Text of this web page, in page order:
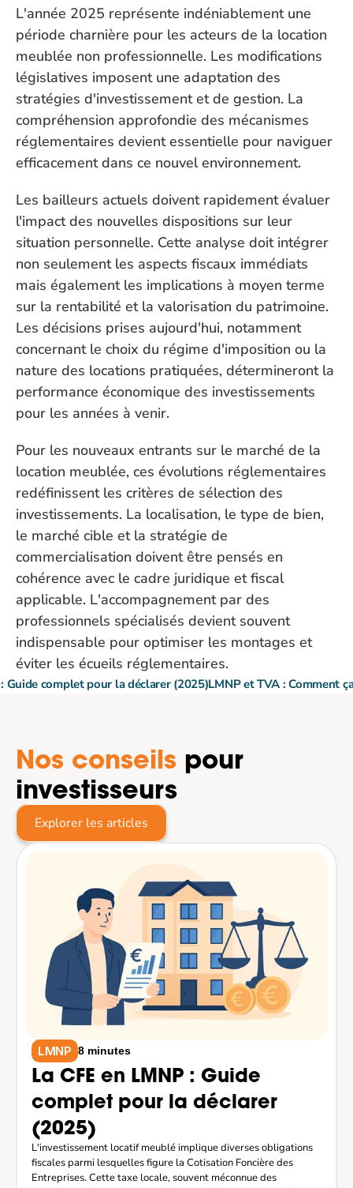
L'année 2025 représente indéniablement une
période charnière pour les acteurs de la location
meublée non professionnelle. Les modifications
législatives imposent une adaptation des
stratégies d'investissement et de gestion. La
compréhension approfondie des mécanismes
réglementaires devient essentielle pour naviguer
efficacement dans ce nouvel environnement.
Les bailleurs actuels doivent rapidement évaluer
l'impact des nouvelles dispositions sur leur
situation personnelle. Cette analyse doit intégrer
non seulement les aspects fiscaux immédiats
mais également les implications à moyen terme
sur la rentabilité et la valorisation du patrimoine.
Les décisions prises aujourd'hui, notamment
concernant le choix du régime d'imposition ou la
nature des locations pratiquées, détermineront la
performance économique des investissements
pour les années à venir.
Pour les nouveaux entrants sur le marché de la
location meublée, ces évolutions réglementaires
redéfinissent les critères de sélection des
investissements. La localisation, le type de bien,
le marché cible et la stratégie de
commercialisation doivent être pensés en
cohérence avec le cadre juridique et fiscal
applicable. L'accompagnement par des
professionnels spécialisés devient souvent
indispensable pour optimiser les montages et
éviter les écueils réglementaires.
: Guide complet pour la déclarer (2025)LMNP et TVA : Comment
Nos conseils pour
investisseurs
Explorer les articles
LMNP 8 minutes
La CFE en LMNP : Guide
complet pour la déclarer
(2025)
L'investissement locatif meublé implique diverses obligations
fiscales parmi lesquelles figure la Cotisation Foncière des
Entreprises. Cette taxe locale, souvent méconnue des